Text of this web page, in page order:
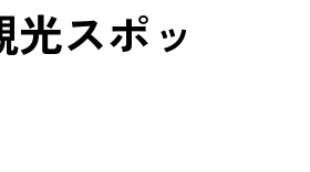
スポッ